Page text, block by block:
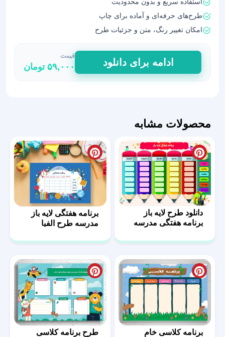
استفاده سریع و بدون محدودیت
طرح‌های حرفه‌ای و آماده برای چاپ
امکان تغییر رنگ، متن و جزئیات طرح
طرح
برنامه
هفتگی
ادامه برای دانلود
قیمت
۵۹,۰۰۰ تومان
محصولات مشابه
دانلود طرح لایه باز
برنامه هفتگی مدرسه
برنامه هفتگی لایه باز
مدرسه طرح الفبا
برنامه کلاسی خام
طرح برنامه کلاسی